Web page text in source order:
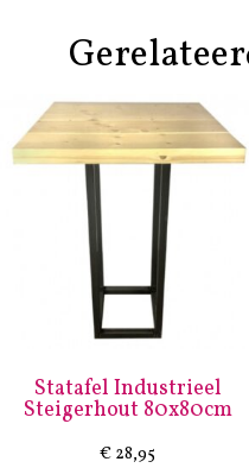
Statafel Industrieel
Steigerhout 80x80cm
€ 28,95